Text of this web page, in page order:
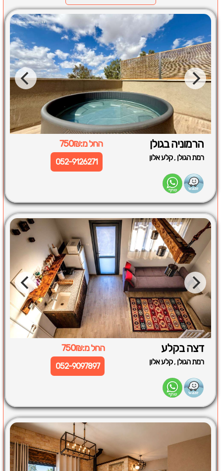
הרמוניה בגולן החל מ:750₪
רמת הגולן ,קלע אלון 052-9126271
דצה בקלע החל מ:750₪
רמת הגולן ,קלע אלון 052-9097897